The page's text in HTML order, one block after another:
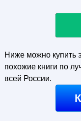
Ниже можно купить
похожие книги по
всей России.